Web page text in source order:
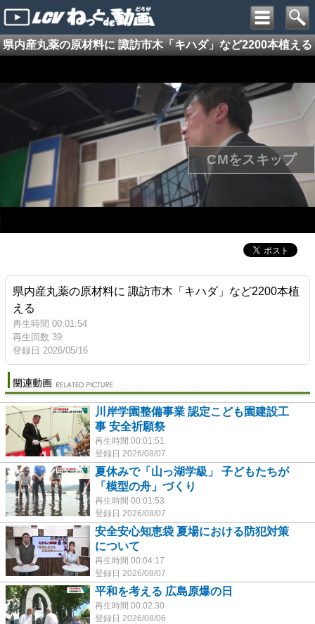
県内産丸薬の原材料に 諏訪市木「キハダ」など2200本植える
県内産丸薬の原材料に 諏訪市木「キハダ」など2200本植
える
再生時間 00:01:54
再生回数 39
登録日 2026/05/16
川岸学園整備事業 認定こども園建設工
事 安全祈願祭
再生時間 00:01:51
登録日 2026/08/07
夏休みで「山っ湖学級」 子どもたちが
「模型の舟」づくり
再生時間 00:01:53
登録日 2026/08/07
安全安心知恵袋 夏場における防犯対策
について
再生時間 00:04:17
登録日 2026/08/07
平和を考える 広島原爆の日
再生時間 00:02:30
登録日 2026/08/06